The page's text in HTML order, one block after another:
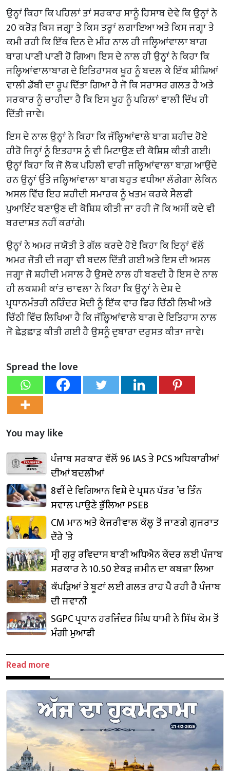
ਉਨ੍ਹਾਂ ਕਿਹਾ ਕਿ ਪਹਿਲਾਂ ਤਾਂ ਸਰਕਾਰ ਸਾਨੂੰ ਹਿਸਾਬ ਦੇਵੇ ਕਿ ਉਨ੍ਹਾਂ ਨੇ
20 ਕਰੋੜ ਕਿਸ ਜਗ੍ਹਾ ਤੇ ਕਿਸ ਤਰ੍ਹਾਂ ਲਗਾਇਆ ਅਤੇ ਕਿਸ ਜਗ੍ਹਾ ਤੇ
ਕਮੀ ਰਹੀ ਕਿ ਇੱਕ ਦਿਨ ਦੇ ਮੀਂਹ ਨਾਲ ਹੀ ਜਲ੍ਹਿਆਂਵਾਲਾ ਬਾਗ
ਬਾਗ ਪਾਣੀ ਪਾਣੀ ਹੋ ਗਿਆ। ਇਸ ਦੇ ਨਾਲ ਹੀ ਉਨ੍ਹਾਂ ਨੇ ਕਿਹਾ ਕਿ
ਜਲ੍ਹਿਆਂਵਾਲਾਬਾਗ ਦੇ ਇਤਿਹਾਸਕ ਖੂਹ ਨੂੰ ਬਦਲ ਕੇ ਇੱਕ ਸ਼ੀਸ਼ਿਆਂ
ਵਾਲੀ ਡੱਬੀ ਦਾ ਰੂਪ ਦਿੱਤਾ ਗਿਆ ਹੈ ਜੋ ਕਿ ਸਰਾਸਰ ਗਲਤ ਹੈ ਅਤੇ
ਸਰਕਾਰ ਨੂੰ ਚਾਹੀਦਾ ਹੈ ਕਿ ਇਸ ਖੂਹ ਨੂੰ ਪਹਿਲਾਂ ਵਾਲੀ ਦਿੱਖ ਹੀ
ਦਿੱਤੀ ਜਾਵੇ।
ਇਸ ਦੇ ਨਾਲ ਉਨ੍ਹਾਂ ਨੇ ਕਿਹਾ ਕਿ ਜੱਲ੍ਹਿਆਂਵਾਲੇ ਬਾਗ ਸ਼ਹੀਦ ਹੋਏ
ਹੀਰੋ ਜਿਨ੍ਹਾਂ ਨੂੰ ਇਤਹਾਸ ਨੂੰ ਵੀ ਮਿਟਾਉਣ ਦੀ ਕੋਸ਼ਿਸ਼ ਕੀਤੀ ਗਈ।
ਉਨ੍ਹਾਂ ਕਿਹਾ ਕਿ ਜੋ ਲੋਕ ਪਹਿਲੀ ਵਾਰੀ ਜਲ੍ਹਿਆਂਵਾਲਾ ਬਾਗ਼ ਆਉਂਦੇ
ਹਨ ਉਨ੍ਹਾਂ ਉੱਤੇ ਜਲ੍ਹਿਆਂਵਾਲਾ ਬਾਗ ਬਹੁਤ ਵਧੀਆ ਲੱਗੇਗਾ ਲੇਕਿਨ
ਅਸਲ ਵਿੱਚ ਇਹ ਸ਼ਹੀਦੀ ਸਮਾਰਕ ਨੂੰ ਖਤਮ ਕਰਕੇ ਸੈਲਫੀ
ਪੁਆਇੰਟ ਬਣਾਉਣ ਦੀ ਕੋਸ਼ਿਸ਼ ਕੀਤੀ ਜਾ ਰਹੀ ਜੋ ਕਿ ਅਸੀਂ ਕਦੇ ਵੀ
ਬਰਦਾਸ਼ਤ ਨਹੀਂ ਕਰਾਂਗੇ।
ਉਨ੍ਹਾਂ ਨੇ ਅਮਰ ਜਯੋਤੀ ਤੇ ਗੱਲ ਕਰਦੇ ਹੋਏ ਕਿਹਾ ਕਿ ਇਨ੍ਹਾਂ ਵੱਲੋਂ
ਅਮਰ ਜੋਤੀ ਦੀ ਜਗ੍ਹਾ ਵੀ ਬਦਲ ਦਿੱਤੀ ਗਈ ਅਤੇ ਇਸ ਦੀ ਅਸਲ
ਜਗ੍ਹਾ ਜੋ ਸ਼ਹੀਦੀ ਮਸਾਲ ਹੈ ਉਸਦੇ ਨਾਲ ਹੀ ਬਣਦੀ ਹੈ ਇਸ ਦੇ ਨਾਲ
ਹੀ ਲਕਸ਼ਮੀ ਕਾਂਤ ਚਾਵਲਾ ਨੇ ਕਿਹਾ ਕਿ ਉਨ੍ਹਾਂ ਨੇ ਦੇਸ਼ ਦੇ
ਪ੍ਰਧਾਨਮੰਤਰੀ ਨਰਿੰਦਰ ਮੋਦੀ ਨੂੰ ਇੱਕ ਵਾਰ ਫਿਰ ਚਿੱਠੀ ਲਿਖੀ ਅਤੇ
ਚਿੱਠੀ ਵਿੱਚ ਲਿਖਿਆ ਹੈ ਕਿ ਜੱਲ੍ਹਿਆਂਵਾਲੇ ਬਾਗ ਦੇ ਇਤਿਹਾਸ ਨਾਲ
ਜੋ ਛੇੜਛਾੜ ਕੀਤੀ ਗਈ ਹੈ ਉਸਨੂੰ ਦੁਬਾਰਾ ਦਰੁਸਤ ਕੀਤਾ ਜਾਵੇ।
Spread the love
You may like
ਪੰਜਾਬ ਸਰਕਾਰ ਵੱਲੋਂ 96 IAS ਤੇ PCS ਅਧਿਕਾਰੀਆਂ
ਦੀਆਂ ਬਦਲੀਆਂ
8ਵੀਂ ਦੇ ਵਿਗਿਆਨ ਵਿਸ਼ੇ ਦੇ ਪ੍ਰਸ਼ਨ ਪੱਤਰ ’ਚ ਤਿੰਨ
ਸਵਾਲ ਪਾਉਣੇ ਭੁੱਲਿਆ PSEB
CM ਮਾਨ ਅਤੇ ਕੇਜਰੀਵਾਲ ਕੱਲ੍ਹ ਤੋਂ ਜਾਣਗੇ ਗੁਜਰਾਤ
ਦੌਰੇ ’ਤੇ
ਸ੍ਰੀ ਗੁਰੂ ਰਵਿਦਾਸ ਬਾਣੀ ਅਧਿਐਨ ਕੇਂਦਰ ਲਈ ਪੰਜਾਬ
ਸਰਕਾਰ ਨੇ 10.50 ਏਕੜ ਜ਼ਮੀਨ ਦਾ ਕਬਜ਼ਾ ਲਿਆ
ਕੱਪੜਿਆਂ ਤੇ ਬੂਟਾਂ ਲਈ ਗਲਤ ਰਾਹ ਪੈ ਰਹੀ ਹੈ ਪੰਜਾਬ
ਦੀ ਜਵਾਨੀ
SGPC ਪ੍ਰਧਾਨ ਹਰਜਿੰਦਰ ਸਿੰਘ ਧਾਮੀ ਨੇ ਸਿੱਖ ਕੌਮ ਤੋਂ
ਮੰਗੀ ਮੁਆਫੀ
Read more